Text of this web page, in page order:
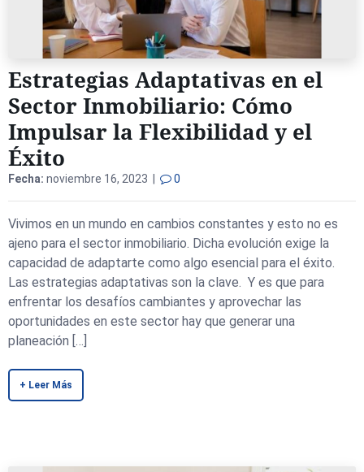
Estrategias Adaptativas en el
Sector Inmobiliario: Cómo
Impulsar la Flexibilidad y el
Éxito
Fecha: noviembre 16, 2023 | 0
Vivimos en un mundo en cambios constantes y esto no es
ajeno para el sector inmobiliario. Dicha evolución exige la
capacidad de adaptarte como algo esencial para el éxito.
Las estrategias adaptativas son la clave. Y es que para
enfrentar los desafíos cambiantes y aprovechar las
oportunidades en este sector hay que generar una
planeación […]
+ Leer Más